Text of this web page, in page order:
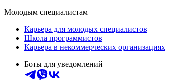
Молодым специалистам
Карьера для молодых специалистов
Школа программистов
Карьера в некоммерческих организациях
Боты для уведомлений